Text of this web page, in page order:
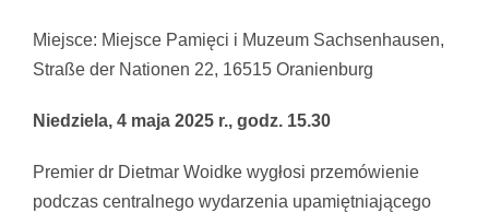
Miejsce: Miejsce Pamięci i Muzeum Sachsenhausen,
Straße der Nationen 22, 16515 Oranienburg
Niedziela, 4 maja 2025 r., godz. 15.30
Premier dr Dietmar Woidke wygłosi przemówienie
podczas centralnego wydarzenia upamiętniającego